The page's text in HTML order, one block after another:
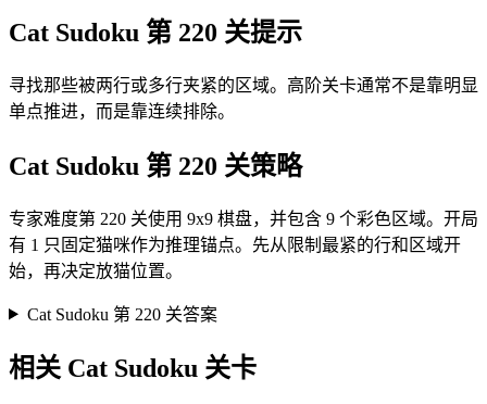
Cat Sudoku 第 220 关提示
寻找那些被两行或多行夹紧的区域。高阶关卡通常不是靠明显
单点推进，而是靠连续排除。
Cat Sudoku 第 220 关策略
专家难度第 220 关使用 9x9 棋盘，并包含 9 个彩色区域。开局
有 1 只固定猫咪作为推理锚点。先从限制最紧的行和区域开
始，再决定放猫位置。
Cat Sudoku 第 220 关答案
相关 Cat Sudoku 关卡